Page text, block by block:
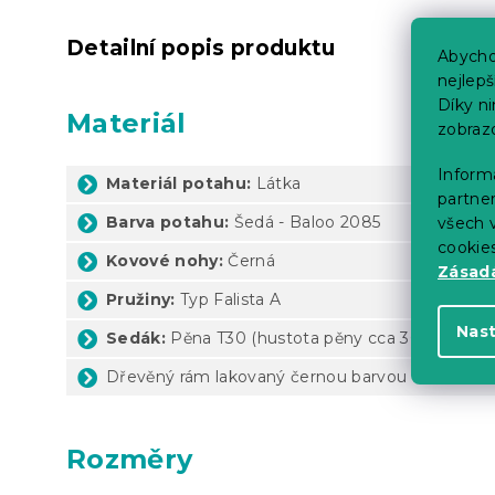
Díky
všech
Detailní popis produktu
Materiál
Materiál potahu: Látka
Barva potahu: Šedá - Baloo 2085
Kovové nohy:Černá
Pružiny: Typ Falista A
Sedák: Pěna T30 (hustota pěny cca 30
kg/m³)
Dřevěný rám lakovaný černou barvou
Rozměry